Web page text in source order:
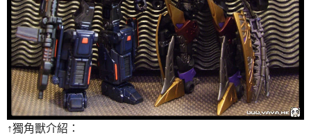
↑獨角獸介紹：